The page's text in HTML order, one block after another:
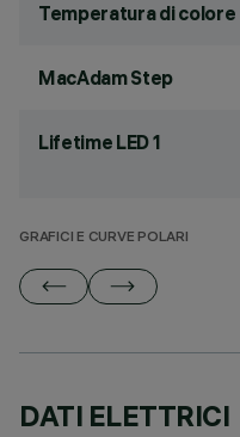
Temperatura di colore
MacAdam Step
Lifetime LED 1
GRAFICI E CURVE POLARI
DATI ELETTRICI